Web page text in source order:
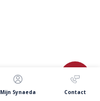
Mijn Synaeda Contact